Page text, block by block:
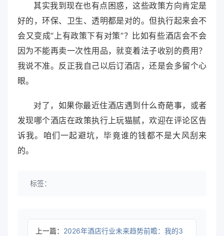
其实我到现在也有点困惑，这些政策方向肯定是
好的，环保、卫生、透明都是对的。但执行起来会不
会又变成“上有政策下有对策”？比如有些酒店会不会
因为不能再卖一次性用品，就变着法子收别的费用？
我说不准。反正我自己以后订酒店，还是会多留个心
眼。
对了，如果你最近住酒店遇到什么奇葩事，或者
发现哪个酒店在政策执行上玩猫腻，欢迎在评论区告
诉我。咱们一起避坑，毕竟谁的钱都不是大风刮来
的。
标签：
上一篇： 2026年酒店行业未来趋势前瞻：我的3